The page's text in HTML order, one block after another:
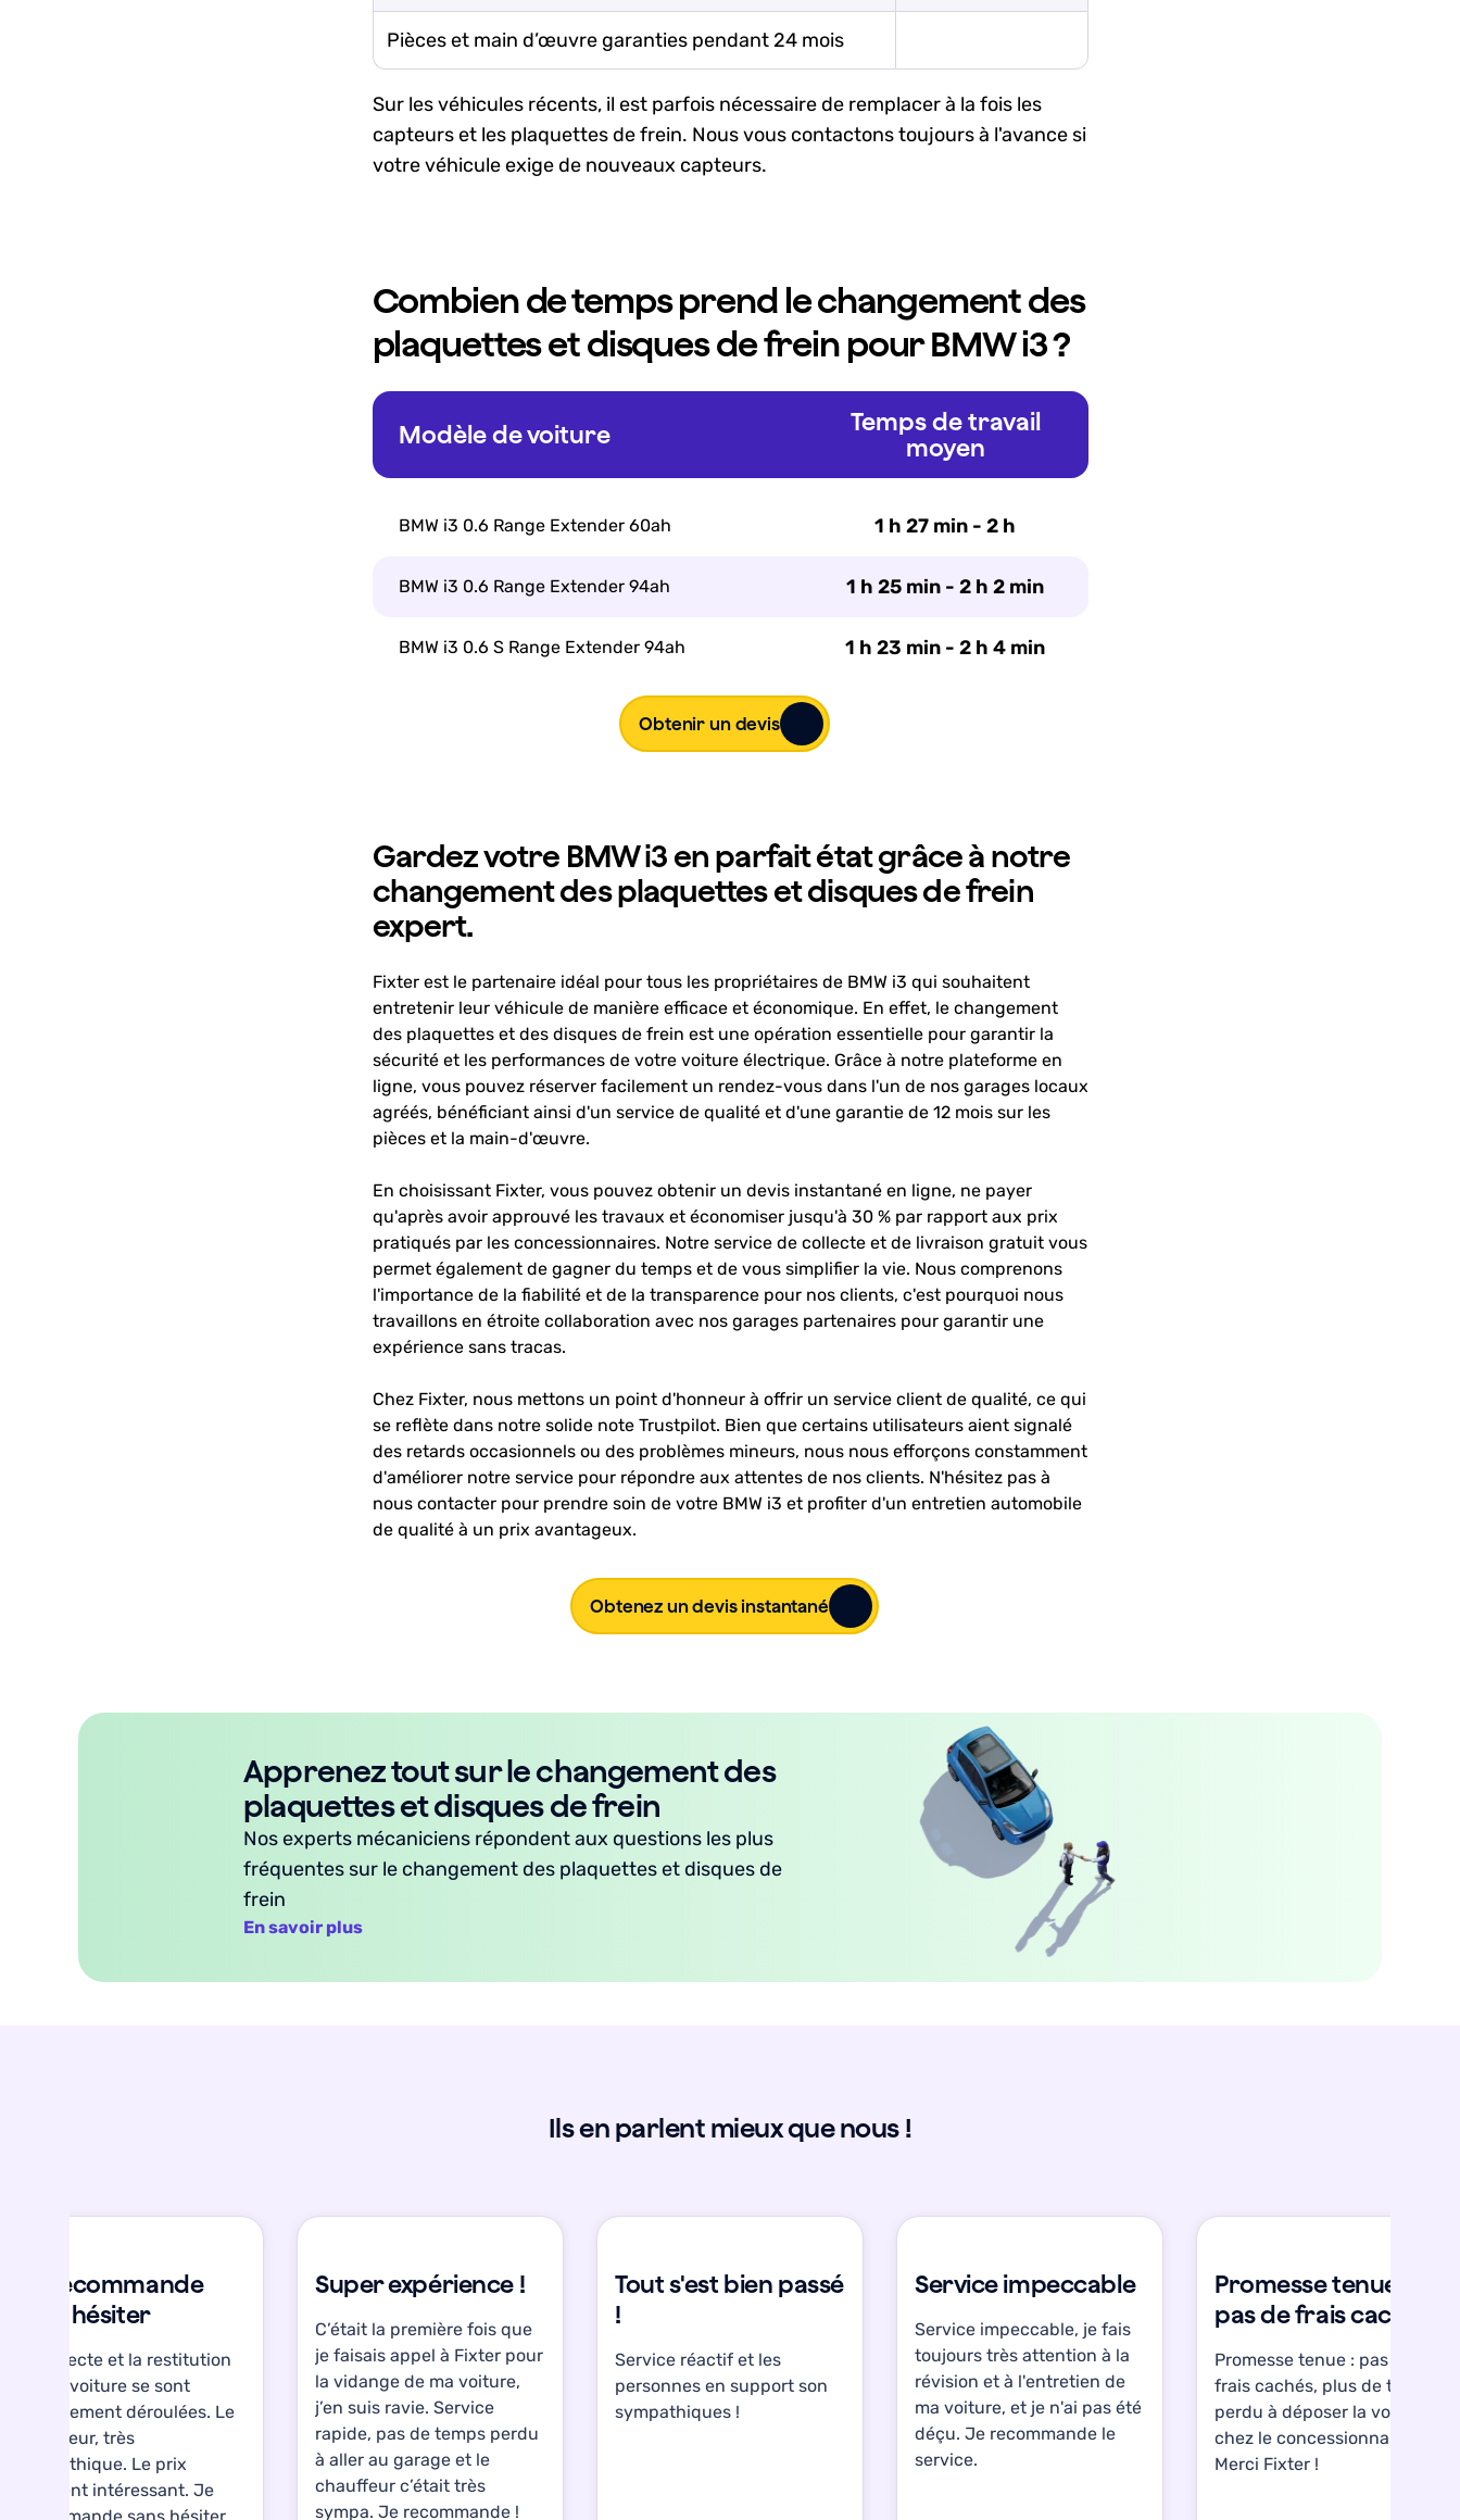
Pièces et main d’œuvre garanties pendant 24 mois
Sur les véhicules récents, il est parfois nécessaire de remplacer à la fois les
capteurs et les plaquettes de frein. Nous vous contactons toujours à l'avance si
votre véhicule exige de nouveaux capteurs.
Combien de temps prend le changement des
plaquettes et disques de frein pour BMW i3 ?
Modèle de voiture
Temps de travail
moyen
BMW i3 0.6 Range Extender 60ah 1 h 27 min - 2 h
BMW i3 0.6 Range Extender 94ah 1 h 25 min - 2 h 2 min
BMW i3 0.6 S Range Extender 94ah 1 h 23 min - 2 h 4 min
Obtenir un devis
Gardez votre BMW i3 en parfait état grâce à notre
changement des plaquettes et disques de frein
expert.
Fixter est le partenaire idéal pour tous les propriétaires de BMW i3 qui souhaitent
entretenir leur véhicule de manière efficace et économique. En effet, le changement
des plaquettes et des disques de frein est une opération essentielle pour garantir la
sécurité et les performances de votre voiture électrique. Grâce à notre plateforme en
ligne, vous pouvez réserver facilement un rendez-vous dans l'un de nos garages locaux
agréés, bénéficiant ainsi d'un service de qualité et d'une garantie de 12 mois sur les
pièces et la main-d'œuvre.
En choisissant Fixter, vous pouvez obtenir un devis instantané en ligne, ne payer
qu'après avoir approuvé les travaux et économiser jusqu'à 30 % par rapport aux prix
pratiqués par les concessionnaires. Notre service de collecte et de livraison gratuit vous
permet également de gagner du temps et de vous simplifier la vie. Nous comprenons
l'importance de la fiabilité et de la transparence pour nos clients, c'est pourquoi nous
travaillons en étroite collaboration avec nos garages partenaires pour garantir une
expérience sans tracas.
Chez Fixter, nous mettons un point d'honneur à offrir un service client de qualité, ce qui
se reflète dans notre solide note Trustpilot. Bien que certains utilisateurs aient signalé
des retards occasionnels ou des problèmes mineurs, nous nous efforçons constamment
d'améliorer notre service pour répondre aux attentes de nos clients. N'hésitez pas à
nous contacter pour prendre soin de votre BMW i3 et profiter d'un entretien automobile
de qualité à un prix avantageux.
Obtenez un devis instantané
Apprenez tout sur le changement des
plaquettes et disques de frein
Nos experts mécaniciens répondent aux questions les plus
fréquentes sur le changement des plaquettes et disques de
frein
En savoir plus
Ils en parlent mieux que nous !
Je recommande
sans hésiter
La collecte et la restitution
de ma voiture se sont
parfaitement déroulées. Le
chauffeur, très
sympathique. Le prix
vraiment intéressant. Je
Super expérience !
C’était la première fois que
je faisais appel à Fixter pour
la vidange de ma voiture,
j’en suis ravie. Service
rapide, pas de temps perdu
à aller au garage et le
chauffeur c’était très
sympa. Je recommande !
Tout s'est bien passé
!
Service réactif et les
personnes en support son
sympathiques !
Service impeccable
Service impeccable, je fais
toujours très attention à la
révision et à l'entretien de
ma voiture, et je n'ai pas été
déçu. Je recommande le
service.
Promesse tenue :
pas de frais cachés
Promesse tenue : pas de
frais cachés, plus de temps
perdu à déposer la voiture
chez le concessionnaire.
Merci Fixter !